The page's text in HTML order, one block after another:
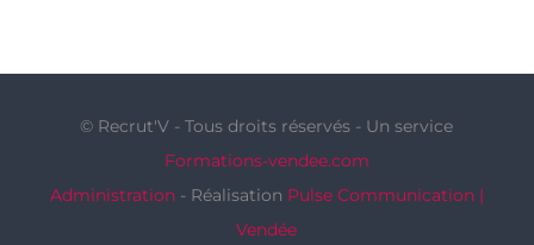
© Recrut'V - Tous droits réservés - Un service
Formations-vendee.com
Administration- Réalisation Pulse Communication |
Vendée